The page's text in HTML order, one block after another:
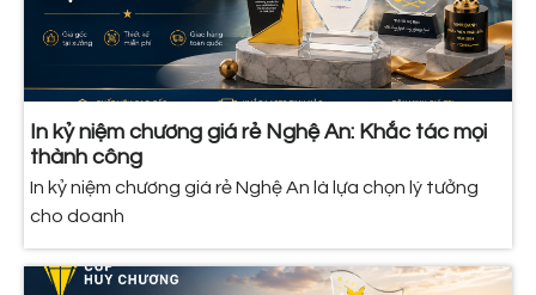
In kỷ niệm chương giá rẻ Nghệ An: Khắc tác mọi
thành công
In kỷ niệm chương giá rẻ Nghệ An là lựa chọn lý tưởng
cho doanh